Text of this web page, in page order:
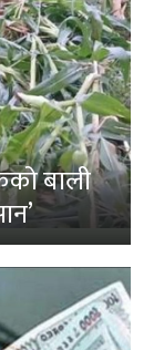
बाली